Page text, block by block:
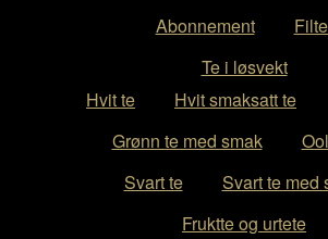
Abonnement
Te i løsvekt
Hvit te
Hvit smaksatt te
Grønn te med smak
Svart te
Svart te med
Fruktte og urtete